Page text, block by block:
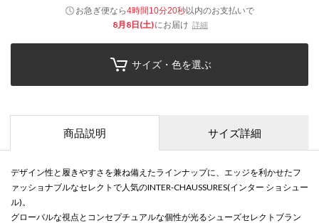
お急ぎ便なら4時間10分20秒以内のお支払いで
8月8日(土)にお届け 詳細
サイズ・色を選ぶ
商品説明 サイズ詳細
デザイン性と履きやすさを兼ね備えたラインナップに、エッジを利かせたフ
ァッショナブルなセレクトで人気のINTER-CHAUSSURES(インター ショシュー
ル)。
グローバルな視点とコンセプチュアルな個性が光るシューズセレクトブラン